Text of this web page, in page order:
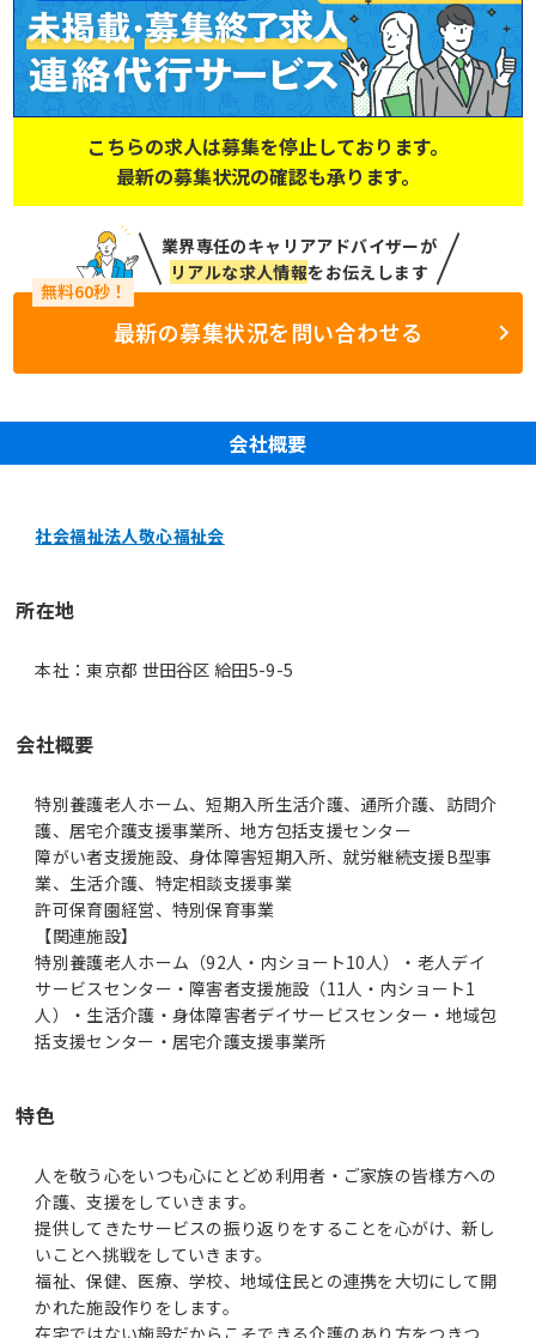
こちらの求人は募集を停止しております。
最新の募集状況の確認も承ります。
業界専任のキャリアアドバイザーが
リアルな求人情報をお伝えします
最新の募集状況を問い合わせる
会社概要
社会福祉法人敬心福祉会
所在地
本社：東京都 世田谷区 給田5-9-5
会社概要
特別養護老人ホーム、短期入所生活介護、通所介護、訪問介
護、居宅介護支援事業所、地方包括支援センター
障がい者支援施設、身体障害短期入所、就労継続支援B型事
業、生活介護、特定相談支援事業
許可保育園経営、特別保育事業
【関連施設】
特別養護老人ホーム（92人・内ショート10人）・老人デイ
サービスセンター・障害者支援施設（11人・内ショート1
人）・生活介護・身体障害者デイサービスセンター・地域包
括支援センター・居宅介護支援事業所
特色
人を敬う心をいつも心にとどめ利用者・ご家族の皆様方への
介護、支援をしていきます。
提供してきたサービスの振り返りをすることを心がけ、新し
いことへ挑戦をしていきます。
福祉、保健、医療、学校、地域住民との連携を大切にして開
かれた施設作りをします。
在宅ではない施設だからこそできる介護のあり方をつきつ